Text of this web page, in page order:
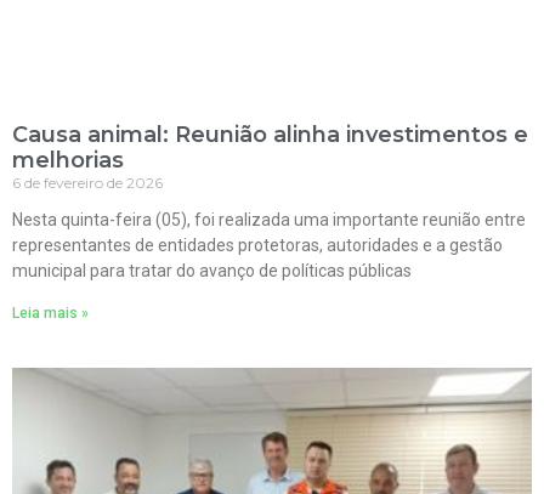
Causa animal: Reunião alinha investimentos e
melhorias
6 de fevereiro de 2026
Nesta quinta-feira (05), foi realizada uma importante reunião entre
representantes de entidades protetoras, autoridades e a gestão
municipal para tratar do avanço de políticas públicas
Leia mais »